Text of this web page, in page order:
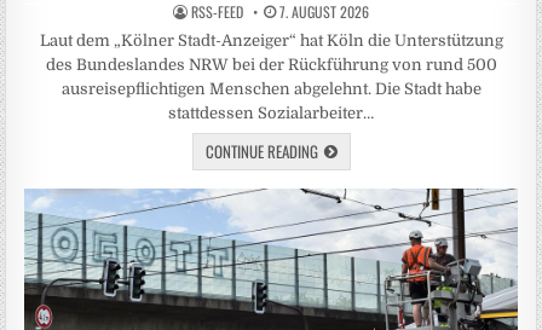
RSS-FEED 7. AUGUST 2026
Laut dem „Kölner Stadt-Anzeiger“ hat Köln die Unterstützung
des Bundeslandes NRW bei der Rückführung von rund 500
ausreisepflichtigen Menschen abgelehnt. Die Stadt habe
stattdessen Sozialarbeiter…
CONTINUE READING